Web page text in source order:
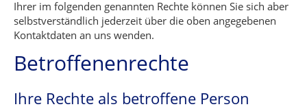
Ihrer im folgenden genannten Rechte können Sie sich aber
selbstverständlich jederzeit über die oben angegebenen
Kontaktdaten an uns wenden.
Betroffenenrechte
Ihre Rechte als betroffene Person